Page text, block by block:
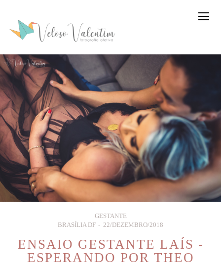
GESTANTE
BRASÍLIA DF
22/DEZEMBRO/2018
ENSAIO GESTANTE LAÍS -
ESPERANDO POR THEO